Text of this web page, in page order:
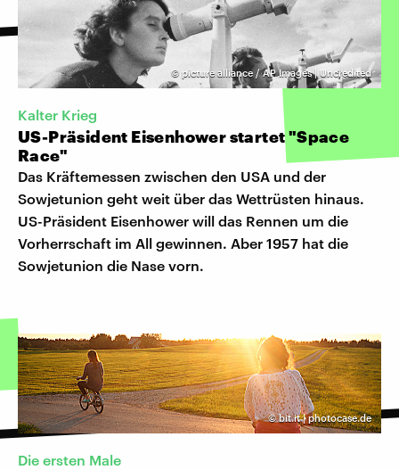
© picture alliance / AP Images | Uncredited
Kalter Krieg
US-Präsident Eisenhower startet "Space
Race"
Das Kräftemessen zwischen den USA und der
Sowjetunion geht weit über das Wettrüsten hinaus.
US-Präsident Eisenhower will das Rennen um die
Vorherrschaft im All gewinnen. Aber 1957 hat die
Sowjetunion die Nase vorn.
©bit.it | photocase.de
Die ersten Male